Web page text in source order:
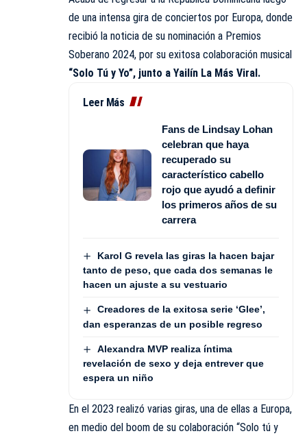
de una intensa gira de conciertos por Europa, donde
recibió la noticia de su nominación a Premios
Soberano 2024, por su exitosa colaboración musical
“Solo Tú y Yo”, junto a Yailín La Más Viral.
Leer Más
Fans de Lindsay Lohan
celebran que haya
recuperado su
característico cabello
rojo que ayudó a definir
los primeros años de su
carrera
Karol G revela las giras la hacen bajar
tanto de peso, que cada dos semanas le
hacen un ajuste a su vestuario
Creadores de la exitosa serie ‘Glee’,
dan esperanzas de un posible regreso
Alexandra MVP realiza íntima
revelación de sexo y deja entrever que
espera un niño
En el 2023 realizó varias giras, una de ellas a Europa,
en medio del boom de su colaboración “Solo tú y